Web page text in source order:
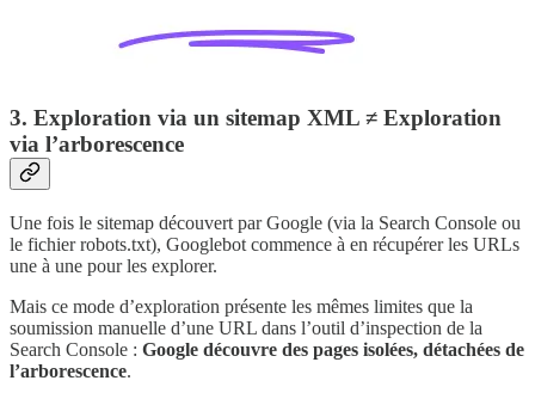
3. Exploration via un sitemap XML ≠ Exploration
via l’arborescence
Une fois le sitemap découvert par Google (via la Search Console ou
le fichier robots.txt), Googlebot commence à en récupérer les URLs
une à une pour les explorer.
Mais ce mode d’exploration présente les mêmes limites que la
soumission manuelle d’une URL dans l’outil d’inspection de la
Search Console : Google découvre des pages isolées, détachées de
l’arborescence.